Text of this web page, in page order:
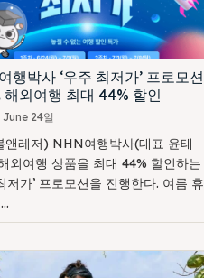
행박사 ‘우주 최저가’ 프로모션
해외여행 최대 44% 할인
24일
앤레저) NHN여행박사(대표 윤태
외여행 상품을 최대 44% 할인하는
저가’ 프로모션을 진행한다. 여름 휴